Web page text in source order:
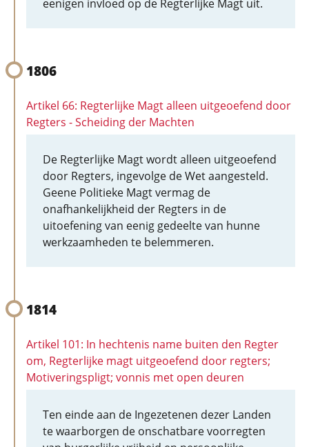
eenigen invloed op de Regterlijke Magt uit.
1806
Artikel 66: Regterlijke Magt alleen uitgeoefend door
Regters - Scheiding der Machten
De Regterlijke Magt wordt alleen uitgeoefend
door Regters, ingevolge de Wet aangesteld.
Geene Politieke Magt vermag de
onafhankelijkheid der Regters in de
uitoefening van eenig gedeelte van hunne
werkzaamheden te belemmeren.
1814
Artikel 101: In hechtenis name buiten den Regter
om, Regterlijke magt uitgeoefend door regters;
Motiveringspligt; vonnis met open deuren
Ten einde aan de Ingezetenen dezer Landen
te waarborgen de onschatbare voorregten